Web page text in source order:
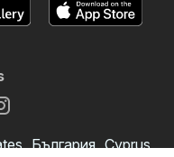
България Cyprus